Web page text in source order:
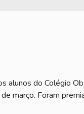
alunos do Colégio
março. Foram